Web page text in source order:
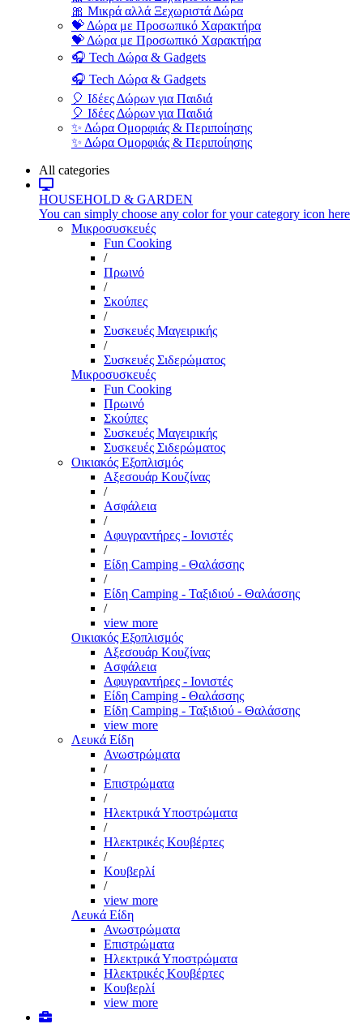
🎀 Μικρά αλλά Ξεχωριστά Δώρα
💝 Δώρα με Προσωπικό Χαρακτήρα
💝 Δώρα με Προσωπικό Χαρακτήρα
🎧 Tech Δώρα & Gadgets
🎧 Tech Δώρα & Gadgets
🎈 Ιδέες Δώρων για Παιδιά
🎈 Ιδέες Δώρων για Παιδιά
✨ Δώρα Ομορφιάς & Περιποίησης
✨ Δώρα Ομορφιάς & Περιποίησης
All categories
HOUSEHOLD & GARDEN
You can simply choose any color for your category icon here
Μικροσυσκευές
Fun Cooking
/
Πρωινό
/
Σκούπες
/
Συσκευές Μαγειρικής
/
Συσκευές Σιδερώματος
Μικροσυσκευές
Fun Cooking
Πρωινό
Σκούπες
Συσκευές Μαγειρικής
Συσκευές Σιδερώματος
Οικιακός Εξοπλισμός
Αξεσουάρ Κουζίνας
/
Ασφάλεια
/
Αφυγραντήρες - Ιονιστές
/
Είδη Camping - Θαλάσσης
/
Είδη Camping - Ταξιδιού - Θαλάσσης
/
view more
Οικιακός Εξοπλισμός
Αξεσουάρ Κουζίνας
Ασφάλεια
Αφυγραντήρες - Ιονιστές
Είδη Camping - Θαλάσσης
Είδη Camping - Ταξιδιού - Θαλάσσης
view more
Λευκά Είδη
Ανωστρώματα
/
Επιστρώματα
/
Ηλεκτρικά Υποστρώματα
/
Ηλεκτρικές Κουβέρτες
/
Κουβερλί
/
view more
Λευκά Είδη
Ανωστρώματα
Επιστρώματα
Ηλεκτρικά Υποστρώματα
Ηλεκτρικές Κουβέρτες
Κουβερλί
view more